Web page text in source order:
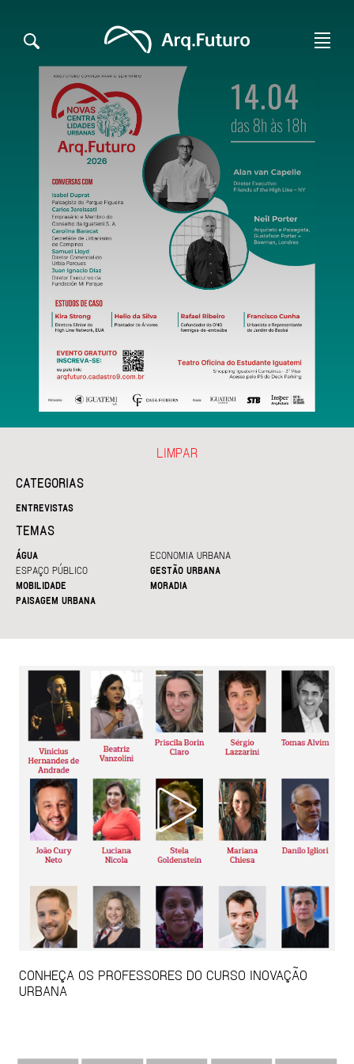
CATEGORIAS
ENTREVISTAS
TEMAS
ÁGUA
ECONOMIA URBANA
ESPAÇO PÚBLICO
GESTÃO URBANA
MOBILIDADE
MORADIA
PAISAGEM URBANA
LIMPAR
CONHEÇA OS PROFESSORES DO CURSO INOVAÇÃO
URBANA